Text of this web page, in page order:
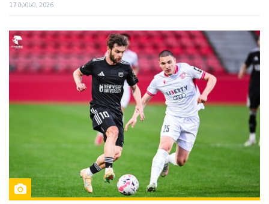
17 მაისი. 2026